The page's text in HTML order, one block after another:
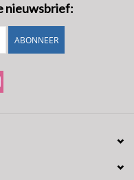
nieuwsbrief:
ABONNEER